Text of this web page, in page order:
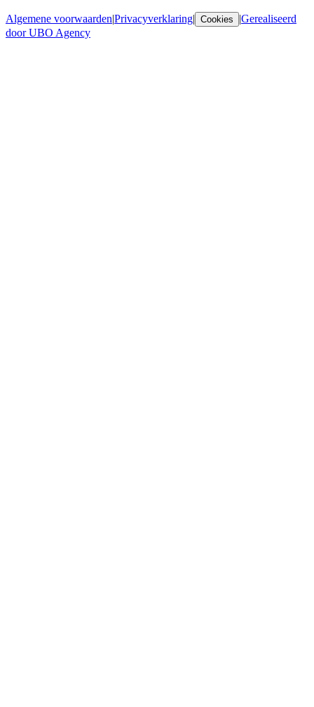
Algemene voorwaarden|Privacyverklaring| Cookies |Gerealiseerd
door UBO Agency